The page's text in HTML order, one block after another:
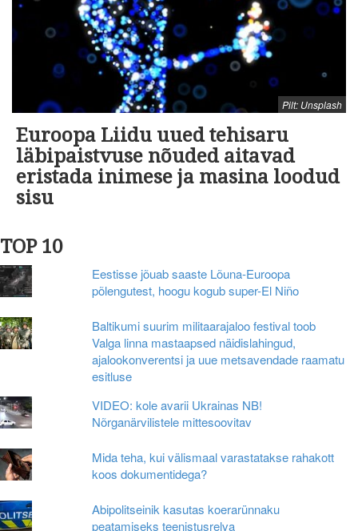
Pilt: Unsplash
Euroopa Liidu uued tehisaru
läbipaistvuse nõuded aitavad
eristada inimese ja masina loodud
sisu
TOP 10
Eestisse jõuab saaste Lõuna-Euroopa
põlengutest, hoogu kogub super-El Niño
Baltikumi suurim militaarajaloo festival toob
Valga linna mastaapsed näidislahingud,
ajalookonverentsi ja uue metsavendade raamatu
esitluse
VIDEO: kole avarii Ukrainas NB!
Nõrganärvilistele mittesoovitav
Mida teha, kui välismaal varastatakse rahakott
koos dokumentidega?
Abipolitseinik kasutas koerarünnaku
peatamiseks teenistusrelva